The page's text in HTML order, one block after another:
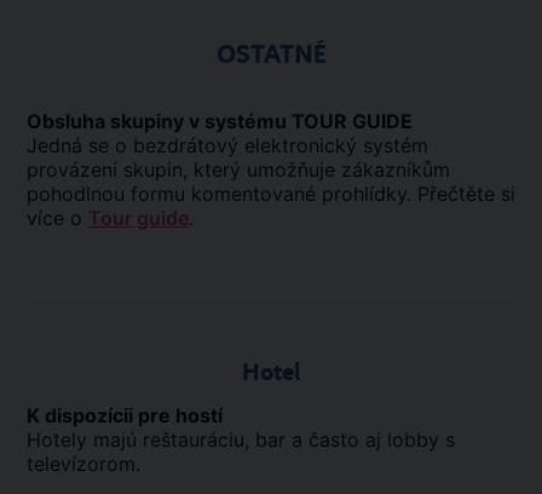
OSTATNÉ
Obsluha skupiny v systému TOUR GUIDE
Jedná se o bezdrátový elektronický systém
provázení skupin, který umožňuje zákazníkům
pohodlnou formu komentované prohlídky. Přečtěte si
více o Tour guide.
Hotel
K dispozícii pre hostí
Hotely majú reštauráciu, bar a často aj lobby s
televízorom.